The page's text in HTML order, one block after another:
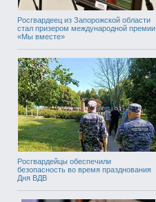
Росгвардеец из Запорожской области
стал призером международной премии
«Мы вместе»
Росгвардейцы обеспечили
безопасность во время празднования
Дня ВДВ